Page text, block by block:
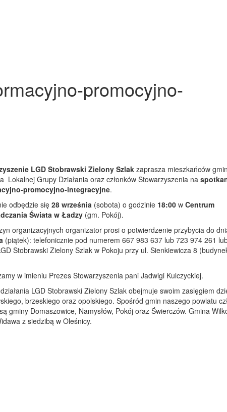
promocyjno-
LGD Stobrawski Zielony Szlak zaprasza mieszkańców
Lokalnej Grupy Działania oraz członków Stowarzyszenia na
promocyjno-integracyjne.
odbędzie się 28 września (sobota) o godzinie 18:00 w Centrum
Świata w Ładzy (gm. Pokój).
organizacyjnych organizator prosi o potwierdzenie przybycia do
(piątek): telefonicznie pod numerem 667 983 637 lub 723 974 261
Stobrawski Zielony Szlak w Pokoju przy ul. Sienkiewicza 8
w imieniu Prezes Stowarzyszenia pani Jadwigi Kulczyckiej.
LGD Stobrawski Zielony Szlak obejmuje swoim zasięgiem
brzeskiego oraz opolskiego. Spośród gmin naszego powiatu
gminy Domaszowice, Namysłów, Pokój oraz Świerczów. Gmina
z siedzibą w Oleśnicy.